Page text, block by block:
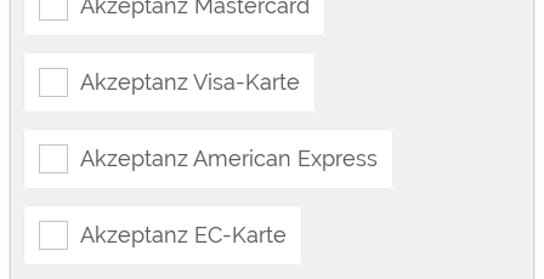
Akzeptanz Mastercard
Akzeptanz Visa-Karte
Akzeptanz American Express
Akzeptanz EC-Karte